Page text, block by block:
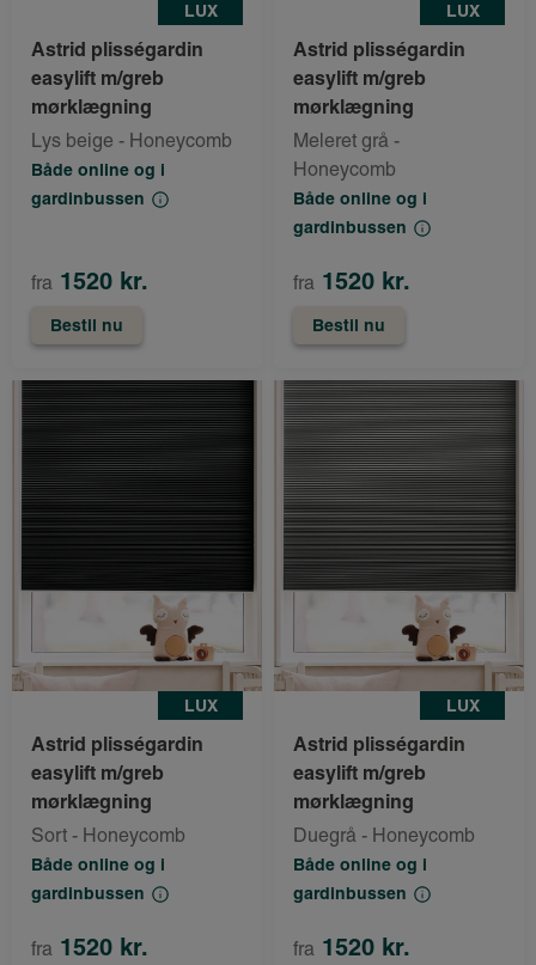
LUX
Astrid plisségardin
easylift m/greb
mørklægning
Lys beige - Honeycomb
Både online og i
gardinbussen
fra 1520 kr.
Bestil nu
LUX
Astrid plisségardin
easylift m/greb
mørklægning
Meleret grå -
Honeycomb
Både online og i
gardinbussen
fra 1520 kr.
Bestil nu
LUX
Astrid plisségardin
easylift m/greb
mørklægning
Sort - Honeycomb
Både online og i
gardinbussen
fra 1520 kr.
LUX
Astrid plisségardin
easylift m/greb
mørklægning
Duegrå - Honeycomb
Både online og i
gardinbussen
fra 1520 kr.